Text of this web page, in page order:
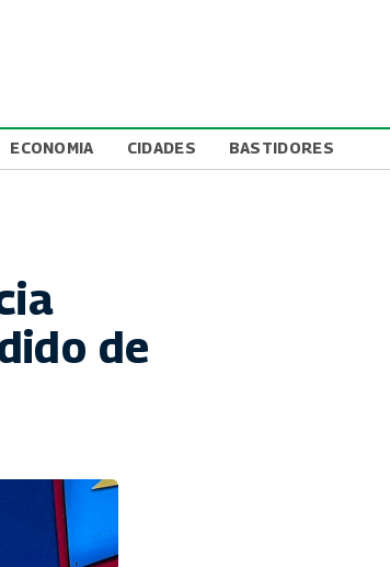
ECONOMIA CIDADES BASTIDORES
de